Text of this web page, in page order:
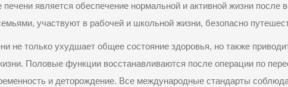
является обеспечение нормальной и активной жизни после
участвуют в рабочей и школьной жизни, безопасно
не только ухудшает общее состояние здоровья, но также
Половые функции восстанавливаются после операции по
и деторождение. Все международные стандарты